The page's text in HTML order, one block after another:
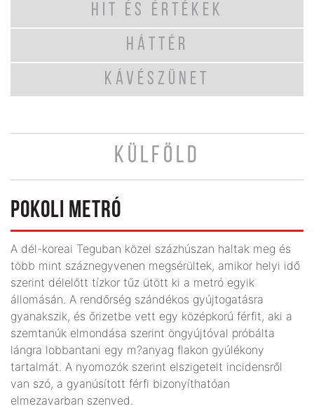
HIT ÉS ÉRTÉKEK
HÁTTÉR
KÁVÉSZÜNET
KÜLFÖLD
POKOLI METRÓ
A dél-koreai Teguban közel százhúszan haltak meg és
több mint száznegyvenen megsérültek, amikor helyi idő
szerint délelőtt tízkor tűz ütött ki a metró egyik
állomásán. A rendőrség szándékos gyújtogatásra
gyanakszik, és őrizetbe vett egy középkorú férfit, aki a
szemtanúk elmondása szerint öngyújtóval próbálta
lángra lobbantani egy m?anyag flakon gyúlékony
tartalmát. A nyomozók szerint elszigetelt incidensről
van szó, a gyanúsított férfi bizonyíthatóan
elmezavarban szenved.